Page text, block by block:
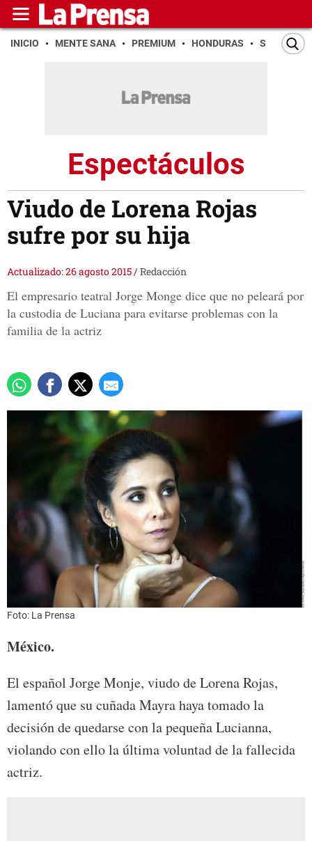
INICIO MENTE SANA PREMIUM HONDURAS SAN PEDRO
Espectáculos
Viudo de Lorena Rojas
sufre por su hija
Actualizado: 26 agosto 2015/Redacción
El empresario teatral Jorge Monge dice que no peleará por
la custodia de Luciana para evitarse problemas con la
familia de la actriz
Foto: La Prensa
México.
El español Jorge Monje, viudo de Lorena Rojas,
lamentó que su cuñada Mayra haya tomado la
decisión de quedarse con la pequeña Lucianna,
violando con ello la última voluntad de la fallecida
actriz.